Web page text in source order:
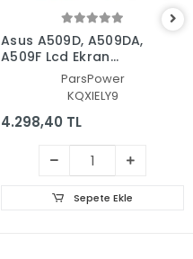
Asus A509D, A509DA,
A509F Lcd Ekran
Kasası Cover Bezel -
Çerçeve Set
ParsPower
KQXIELY9
4.298,40 TL
Sepete Ekle